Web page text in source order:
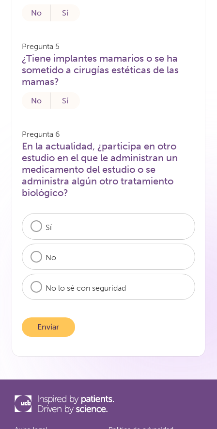
No Sí
Pregunta 5
¿Tiene implantes mamarios o se ha
sometido a cirugías estéticas de las
mamas?
No Sí
Pregunta 6
En la actualidad, ¿participa en otro
estudio en el que le administran un
medicamento del estudio o se
administra algún otro tratamiento
biológico?
Sí
No
No lo sé con seguridad